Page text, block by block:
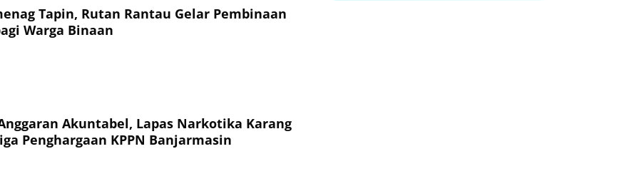
Tapin, Rutan Rantau Gelar Pembinaan
Warga Binaan
Akuntabel, Lapas Narkotika Karang
Penghargaan KPPN Banjarmasin